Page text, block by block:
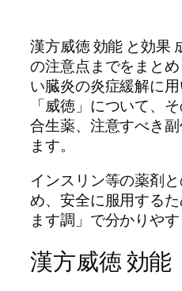
漢方威徳 効能 と効果
の注意点までをまと
い臓炎の炎症緩解に
「威徳」について、
合生薬、注意すべき
ます。
インスリン等の薬剤
め、安全に服用する
ます調」で分かりやす
漢方威徳 効能